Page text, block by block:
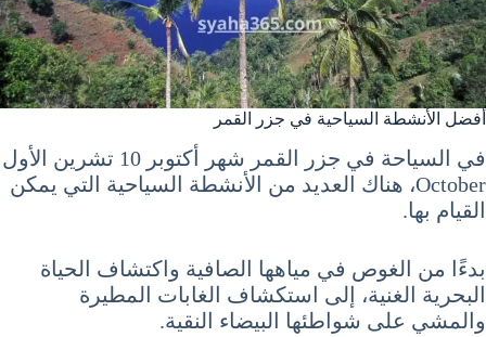
أفضل الأنشطة السياحية في جزر القمر
في السياحة في جزر القمر شهر أكتوبر 10 تشرين الأول
October، هناك العديد من الأنشطة السياحية التي يمكن
القيام بها.
بدءًا من الغوص في مياهها الصافية واكتشاف الحياة
البحرية الغنية، إلى استكشاف الغابات المطيرة
والمشي على شواطئها البيضاء النقية.